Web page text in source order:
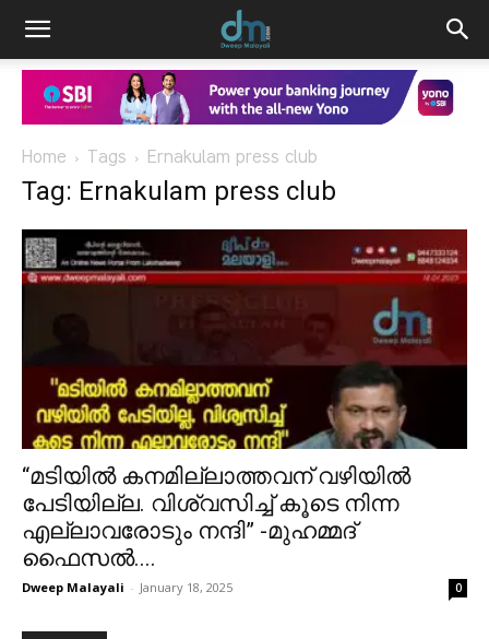
Home Tags Ernakulam press club
Tag: Ernakulam press club
“മടിയിൽ കനമില്ലാത്തവന് വഴിയിൽ
പേടിയില്ല. വിശ്വസിച്ച് കൂടെ നിന്ന
എല്ലാവരോടും നന്ദി” -മുഹമ്മദ്
ഫൈസൽ....
Dweep Malayali - January 18, 2025 0